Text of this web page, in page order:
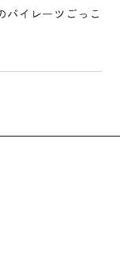
パイレーツごっこ